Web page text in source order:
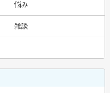
悩み
雑談